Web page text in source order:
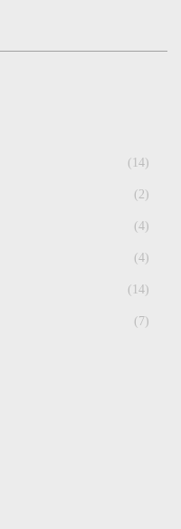
(14)
(2)
(4)
(4)
(14)
(7)